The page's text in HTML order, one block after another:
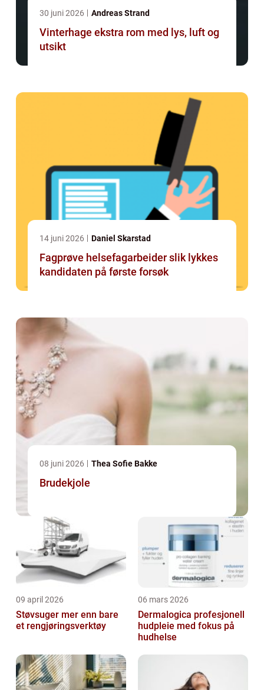
30 juni 2026 Andreas Strand
Vinterhage ekstra rom med lys, luft og
utsikt
14 juni 2026 Daniel Skarstad
Fagprøve helsefagarbeider slik lykkes
kandidaten på første forsøk
08 juni 2026 Thea Sofie Bakke
Brudekjole
09 april 2026
Støvsuger mer enn bare
et rengjøringsverktøy
06 mars 2026
Dermalogica profesjonell
hudpleie med fokus på
hudhelse